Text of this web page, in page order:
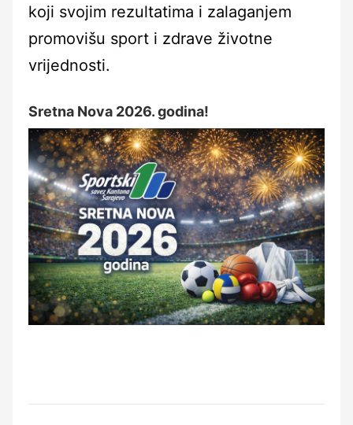
koji svojim rezultatima i zalaganjem
promovišu sport i zdrave životne
vrijednosti.
Sretna Nova 2026. godina!